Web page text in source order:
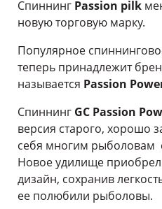
Спиннинг Passion pilk
новую торговую марку.
Популярное
теперь принадлежит
называется Passion
Спиннинг GC Passion
версия старого, хорошо
себя многим рыболовам
Новое удилище
дизайн, сохранив
ее полюбили рыболовы.